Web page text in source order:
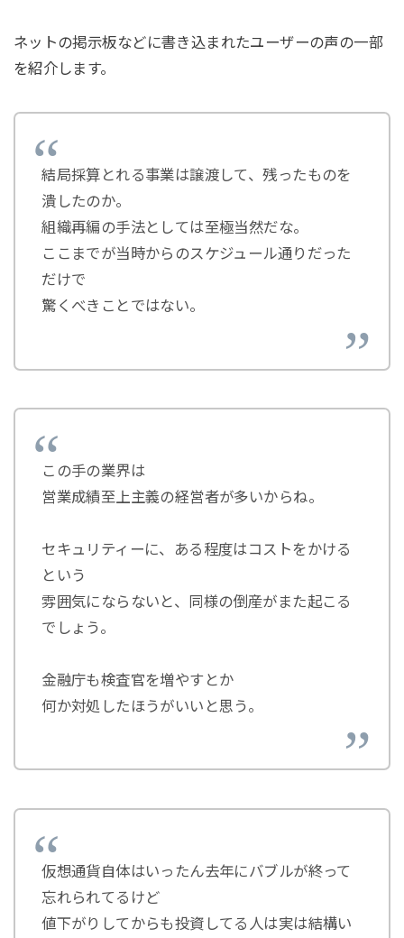
ネットの掲示板などに書き込まれたユーザーの声の一部
を紹介します。
結局採算とれる事業は譲渡して、残ったものを
潰したのか。
組織再編の手法としては至極当然だな。
ここまでが当時からのスケジュール通りだった
だけで
驚くべきことではない。
この手の業界は
営業成績至上主義の経営者が多いからね。
セキュリティーに、ある程度はコストをかける
という
雰囲気にならないと、同様の倒産がまた起こる
でしょう。
金融庁も検査官を増やすとか
何か対処したほうがいいと思う。
仮想通貨自体はいったん去年にバブルが終って
忘れられてるけど
値下がりしてからも投資してる人は実は結構い